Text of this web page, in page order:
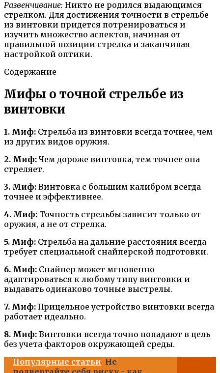
Развенчивание: Никто не родился выдающимся
стрелком. Для достижения точности в стрельбе
из винтовки придется потренироваться и
изучить множество аспектов, начиная от
правильной позиции стрелка и заканчивая
настройкой оптики.
Содержание
Мифы о точной стрельбе из
винтовки
1. Миф: Стрельба из винтовки всегда точнее, чем
из других видов оружия.
2. Миф: Чем дороже винтовка, тем точнее она
стреляет.
3. Миф: Винтовка с большим калибром всегда
точнее и эффективнее.
4. Миф: Точность стрельбы зависит только от
оружия, а не от стрелка.
5. Миф: Стрельба на дальние расстояния всегда
требует специальной снайперской подготовки.
6. Миф: Снайпер может мгновенно
адаптироваться к любому типу винтовки и
выдавать одинаково точные выстрелы.
7. Миф: Прицельное устройство винтовки всегда
работает идеально.
8. Миф: Винтовки всегда точно попадают в цель
без учета факторов окружающей среды.
Популярные статьи Не